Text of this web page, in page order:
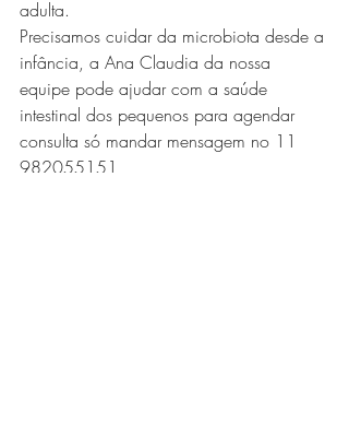
adulta.
Precisamos cuidar da microbiota desde a
infância, a Ana Claudia da nossa
equipe pode ajudar com a saúde
intestinal dos pequenos para agendar
consulta só mandar mensagem no 11
982055151